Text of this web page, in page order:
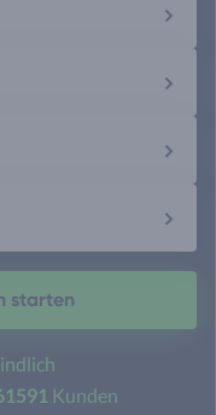
starten
Kunden